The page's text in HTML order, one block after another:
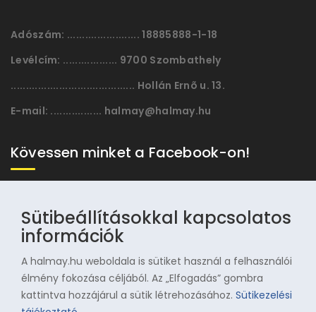
Adószám: ........................ 18885888-1-18
Levélcím: .................. 9700 Szombathely
......................................... Hollán Ernõ u. 13.
E-mail: ................. halmay@halmay.hu
Kövessen minket a Facebook-on!
© 1996-2025 Halmay Zoltán Olimpiai Hagyományörző
Sütibeállításokkal kapcsolatos
információk
A halmay.hu weboldala is sütiket használ a felhasználói
élmény fokozása céljából. Az „Elfogadás” gombra
kattintva hozzájárul a sütik létrehozásához.Sütikezelési